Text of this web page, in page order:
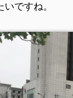
ですね。